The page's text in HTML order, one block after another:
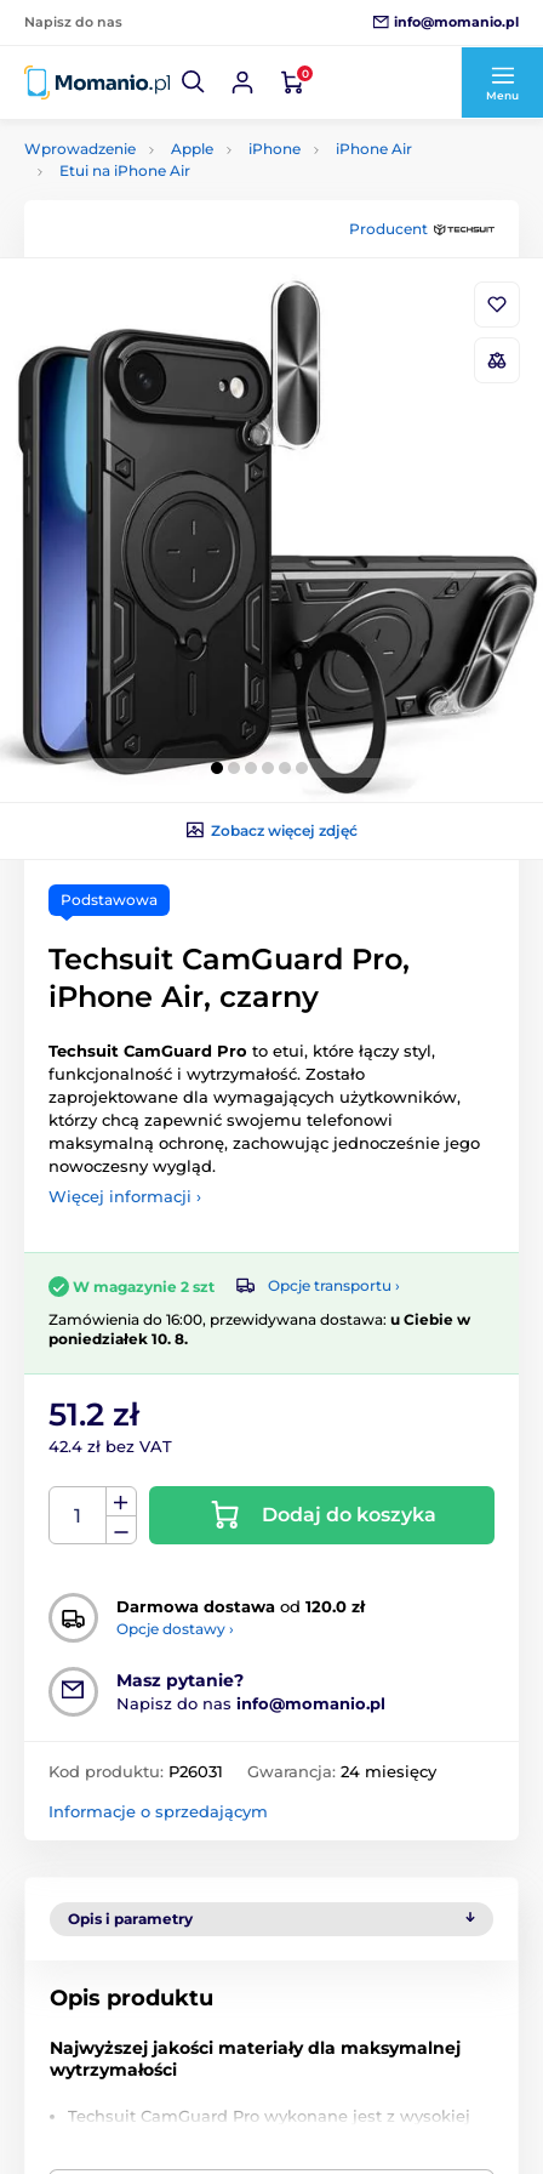
Napisz do nas info@momanio.pl
0
Menu
Wprowadzenie Apple iPhone
iPhone Air
Etui na iPhone Air
Producent
Zobacz więcej zdjęć
Podstawowa
Techsuit CamGuard Pro,
iPhone Air, czarny
Techsuit CamGuard Pro to etui, które łączy styl,
funkcjonalność i wytrzymałość. Zostało
zaprojektowane dla wymagających użytkowników,
którzy chcą zapewnić swojemu telefonowi
maksymalną ochronę, zachowując jednocześnie jego
nowoczesny wygląd.
Więcej informacji ›
W magazynie 2 szt
Opcje transportu ›
Zamówienia do 16:00, przewidywana dostawa: u Ciebie w
poniedziałek 10. 8.
51.2 zł
42.4 zł bez VAT
Dodaj do koszyka
Darmowa dostawa od 120.0 zł
Opcje dostawy ›
Masz pytanie?
Napisz do nas info@momanio.pl
Kod produktu: P26031 Gwarancja: 24 miesięcy
Informacje o sprzedającym
Opis i parametry
Opis produktu
Najwyższej jakości materiały dla maksymalnej
wytrzymałości
Techsuit CamGuard Pro wykonane jest z wysokiej